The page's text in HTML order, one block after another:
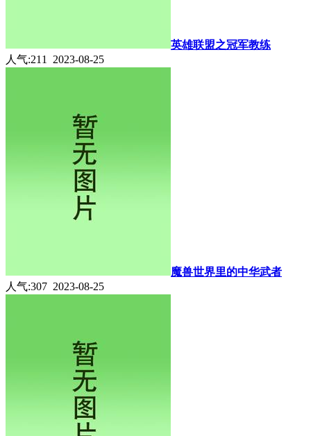
英雄联盟之冠军教练
人气:211 2023-08-25
魔兽世界里的中华武者
人气:307 2023-08-25